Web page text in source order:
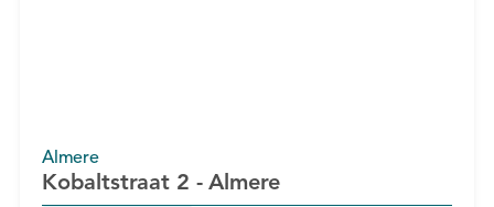
Almere
Kobaltstraat 2 - Almere